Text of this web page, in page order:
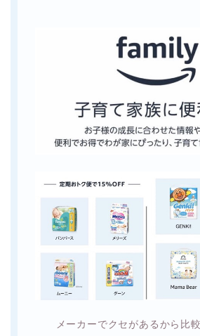
メーカーでクセがあるから比